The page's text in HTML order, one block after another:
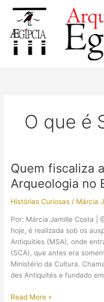
conteúdo
O que é
Quem fiscaliza
Arqueologia no
Histórias Curiosas / Márcia
Por: Márcia Jamille Costa |
hoje, é realizada sob os
Antiquities (MSA), onde
(SCA), que antes era
Ministério da Cultura.
des Antiquités e fundado
Quem
Read More »